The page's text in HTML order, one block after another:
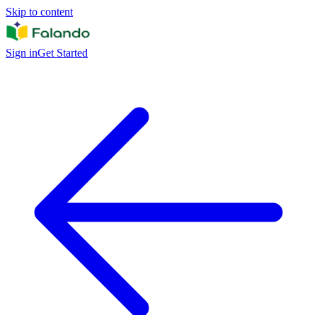
Skip to content
Sign inGet Started